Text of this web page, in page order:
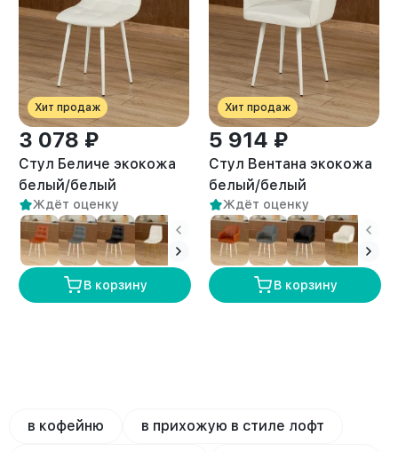
Хит продаж
3 078 ₽
Стул Беличе экокожа
белый/белый
Ждёт оценку
В корзину
Хит продаж
5 914 ₽
Стул Вентана экокожа
белый/белый
Ждёт оценку
В корзину
в кофейню в прихожую в стиле лофт